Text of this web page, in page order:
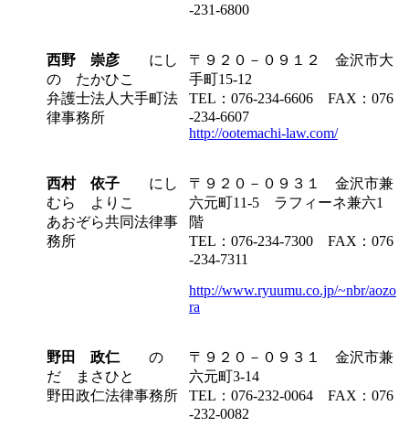
-231-6800
西野 崇彦 にし
の たかひこ
弁護士法人大手町法
律事務所
〒９２０－０９１２ 金沢市大
手町15-12
TEL：076-234-6606 FAX：076
-234-6607
http://ootemachi-law.com/
西村 依子 にし
むら よりこ
あおぞら共同法律事
務所
〒９２０－０９３１ 金沢市兼
六元町11-5 ラフィーネ兼六1
階
TEL：076-234-7300 FAX：076
-234-7311
http://www.ryuumu.co.jp/~nbr/aozo
ra
野田 政仁 の
だ まさひと
野田政仁法律事務所
〒９２０－０９３１ 金沢市兼
六元町3-14
TEL：076-232-0064 FAX：076
-232-0082